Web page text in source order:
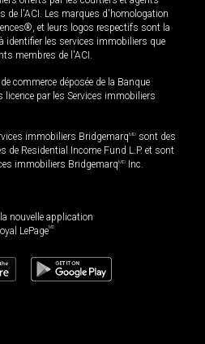
de l'ACI. Les marques d'homologation
et leurs logos respectifs sont la
identifier les services immobiliers que
membres de l'ACI.
commerce déposée de la Banque
licence par les Services immobiliers
immobiliers BridgemarqMD sont des
de Residential Income Fund L.P. et sont
immobiliers BridgemarqMD Inc.
nouvelle application
LePageMD